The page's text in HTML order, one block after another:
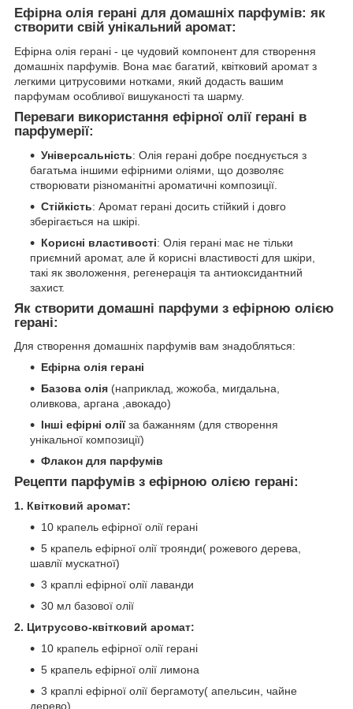
Ефірна олія герані для домашніх парфумів: як
створити свій унікальний аромат:
Ефірна олія герані - це чудовий компонент для створення
домашніх парфумів. Вона має багатий, квітковий аромат з
легкими цитрусовими нотками, який додасть вашим
парфумам особливої ​​вишуканості та шарму.
Переваги використання ефірної олії герані в
парфумерії:
Універсальність: Олія герані добре поєднується з
багатьма іншими ефірними оліями, що дозволяє
створювати різноманітні ароматичні композиції.
Стійкість: Аромат герані досить стійкий і довго
зберігається на шкірі.
Корисні властивості: Олія герані має не тільки
приємний аромат, але й корисні властивості для шкіри,
такі як зволоження, регенерація та антиоксидантний
захист.
Як створити домашні парфуми з ефірною олією
герані:
Для створення домашніх парфумів вам знадобляться:
Ефірна олія герані
Базова олія (наприклад, жожоба, мигдальна,
оливкова, аргана ,авокадо)
Інші ефірні оліїза бажанням (для створення
унікальної композиції)
Флакон для парфумів
Рецепти парфумів з ефірною олією герані:
1. Квітковий аромат:
10 крапель ефірної олії герані
5 крапель ефірної олії троянди( рожевого дерева,
шавлії мускатної)
3 краплі ефірної олії лаванди
30 мл базової олії
2. Цитрусово-квітковий аромат:
10 крапель ефірної олії герані
5 крапель ефірної олії лимона
3 краплі ефірної олії бергамоту( апельсин, чайне
дерево)